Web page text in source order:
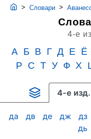
> Словари >
4-е
А Б В Г Д Е Ё
Р
С Т У Ф Х
4-е
да дв де дж дз
дь